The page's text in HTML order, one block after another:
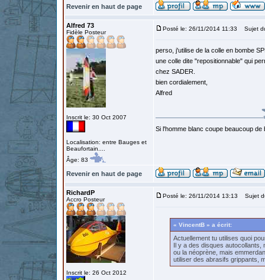
Revenir en haut de page
Alfred 73
Fidèle Posteur
Inscrit le: 30 Oct 2007
Localisation: entre Bauges et
Beaufortain....
Âge: 83
Posté le: 26/11/2014 11:33 Sujet
perso, j'utilise de la colle en bombe
une colle dite "repositionnable" qui
chez SADER.
bien cordialement,
Alfred
Si l'homme blanc coupe beaucoup
Revenir en haut de page
RichardP
Accro Posteur
Inscrit le: 26 Oct 2012
Posté le: 26/11/2014 13:13 Sujet
« VincentB » a écrit:
Actuellement tu utilises quoi
Il y a des disques autocollants,
ou la néoprène, mais
utiliser des abrasifs grippants,